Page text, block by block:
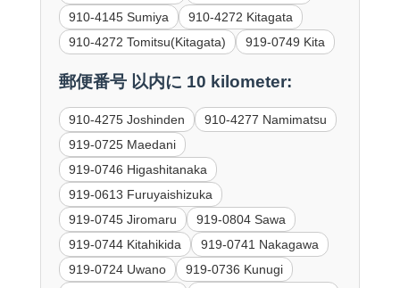
910-4145 Sumiya
910-4272 Kitagata
910-4272 Tomitsu(Kitagata)
919-0749 Kita
郵便番号 以内に 10 kilometer:
910-4275 Joshinden
910-4277 Namimatsu
919-0725 Maedani
919-0746 Higashitanaka
919-0613 Furuyaishizuka
919-0745 Jiromaru
919-0804 Sawa
919-0744 Kitahikida
919-0741 Nakagawa
919-0724 Uwano
919-0736 Kunugi